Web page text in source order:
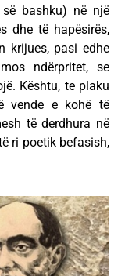
së bashku) në një
dhe të hapësirës,
krijues, pasi edhe
ndërpritet, se
Kështu, te plaku
vende e kohë të
të derdhura në
ri poetik befasish,